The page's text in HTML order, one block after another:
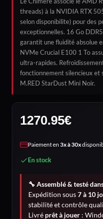
threads) à la NVIDIA RTX
selon disponibilite) pour des
exceptionnelles. 16 Go
garantit une fluidité absolue
NVMe Crucial E100 1 To
ultra-rapides.
fonctionnement silencieux et
M.RED StarDust Mini Noir.
1270.95€
Paiement en 3x à 30x
En stock
🔧 Assemblé & testé
Expédition sous7 à 10
stabilité et contrôle
Livré prêt à jouer :